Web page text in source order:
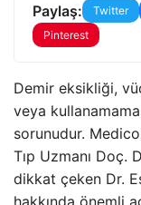
Paylaş: Twitter
Pinterest
Demir eksikliği,
veya
sorunudur.
Tıp Uzmanı Doç.
dikkat çeken Dr.
hakkında önemli